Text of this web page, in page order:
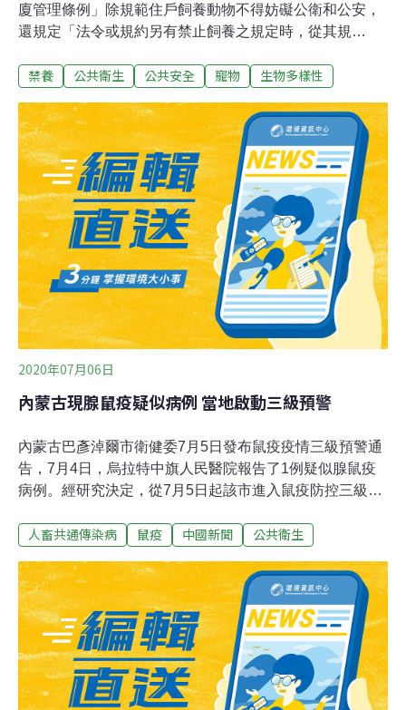
廈管理條例」除規範住戶飼養動物不得妨礙公衛和公安，
還規定「法令或規約另有禁止飼養之規定時，從其規
奪。有動保團體質疑違憲，也有立委提案修法，希望由住
約，禁止全社區養寵物。該社區主委黃先生說，他住在社
區尾端轉角處，社區中的狗都喜歡跑到這個地方大小便，
「狗主人沒辦法控制他們的寵物，卻要別人來受罪」，他
完全無法接受，才會提案要求訂定規章。他也說，規章會
通過，因得到多數人支持，達成共識，絕非單一個人的決
定。「這恐有違憲問題。」台灣防止虐待動物協會研究員
陳庭毓說，法律不應賦予人們因不喜歡動物，就去剝奪少
數人養寵物的權利，現行禁養規定很容易造成住戶之間的
紛爭甚至對立；希望推動修法，廢除社區住戶公約能全面
禁養寵物的權利。
禁養 公共衛生 公共安全 寵物 生物多樣性
2020年07月06日
內蒙古現腺鼠疫疑似病例 當地啟動三級預警
內蒙古巴彥淖爾市衛健委7月5日發布鼠疫疫情三級預警通
告，7月4日，烏拉特中旗人民醫院報告了1例疑似腺鼠疫
病例。經研究決定，從7月5日起該市進入鼠疫防控三級預
疫疫情傳播的風險，要求民眾嚴格按照鼠疫防控的要求，
自捕獵疫源動物、不剝食疫源動物、不私自攜帶疫源動物
及其產品出疫區；發現病（死）旱獺及其它動物、疑似鼠
疫病人、不明原因的高熱病人和急死病人要報告。要謹慎
進入鼠疫疫源地，如有鼠疫疫源地的旅居史，出現發熱等
不適症狀時及時到定點醫院就診。
人畜共通傳染病 鼠疫 中國新聞 公共衛生